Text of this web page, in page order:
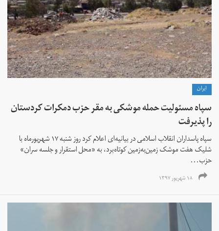
ايران
سپاه مسئولیت حمله موشکی به مقر حزب دمکرات کردستان
را پذیرفت
سپاه پاسداران انقلاب اسلامی در بیانیه‌ای اعلام کرد روز شنبه ۱۷ شهریورماه با
شلیک هفت موشک زمین‌به‌زمین کوتاه‌برد، به «محل استقرار و جلسه سران»
حزب...
۱۸ شهریور ۱۳۹۷